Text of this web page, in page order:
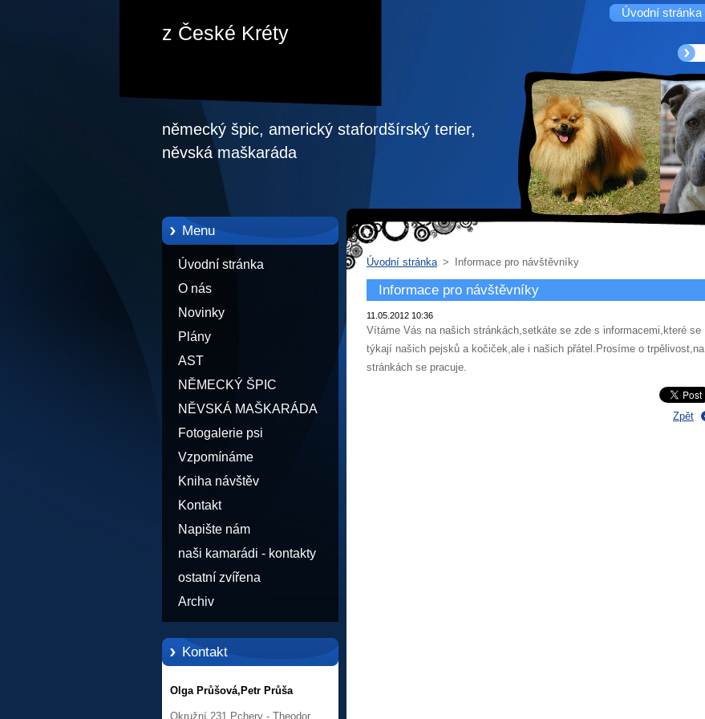
Úvodní stránka
z České Kréty
německý špic, americký stafordšírský terier,
něvská maškaráda
Menu
Úvodní stránka
O nás
Novinky
Plány
AST
NĚMECKÝ ŠPIC
NĚVSKÁ MAŠKARÁDA
Fotogalerie psi
Vzpomínáme
Kniha návštěv
Kontakt
Napište nám
naši kamarádi - kontakty
ostatní zvířena
Archiv
Kontakt
Olga Průšová,Petr Průša
Okružní 231,Pchery - Theodor
Úvodní stránka > Informace pro návštěvníky
Informace pro návštěvníky
11.05.2012 10:36
Vítáme Vás na našich stránkách,setkáte se zde s informacemi,které se
týkají našich pejsků a kočiček,ale i našich přátel.Prosíme o trpělivost,na
stránkách se pracuje.
Zpět